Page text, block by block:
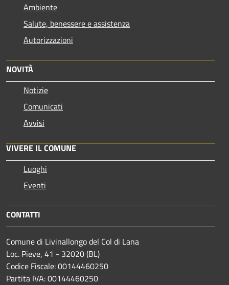
Ambiente
Salute, benessere e assistenza
Autorizzazioni
NOVITÀ
Notizie
Comunicati
Avvisi
VIVERE IL COMUNE
Luoghi
Eventi
CONTATTI
Comune di Livinallongo del Col di Lana
Loc. Pieve, 41 - 32020 (BL)
Codice Fiscale: 00144460250
Partita IVA: 00144460250